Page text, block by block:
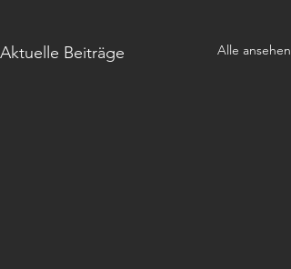
Aktuelle Beiträge Alle ansehen